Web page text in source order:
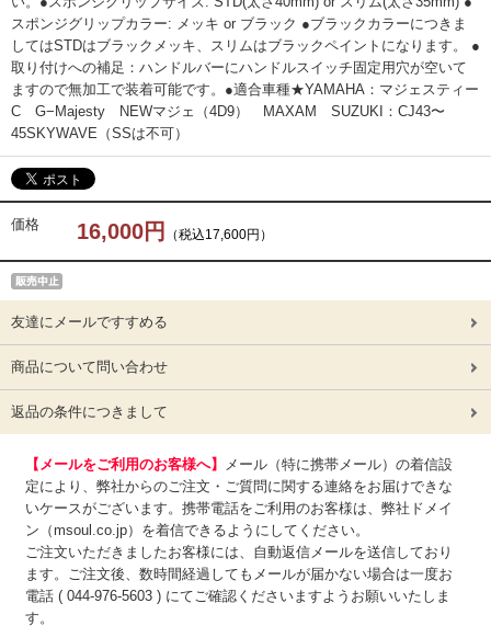
スポンジグリップカラー: メッキ or ブラック ●ブラックカラーにつきま
してはSTDはブラックメッキ、スリムはブラックペイントになります。 ●
取り付けへの補足：ハンドルバーにハンドルスイッチ固定用穴が空いて
ますので無加工で装着可能です。●適合車種★YAMAHA：マジェスティー
C G−Majesty NEWマジェ（4D9） MAXAM SUZUKI：CJ43〜
45SKYWAVE（SSは不可）
価格 16,000円 （税込17,600円）
友達にメールですすめる
商品について問い合わせ
返品の条件につきまして
【メールをご利用のお客様へ】
メール（特に携帯メール）の着信設
定により、弊社からのご注文・ご質問に関する連絡をお届けできな
いケースがございます。携帯電話をご利用のお客様は、弊社ドメイ
ン（msoul.co.jp）を着信できるようにしてください。
ご注文いただきましたお客様には、自動返信メールを送信しており
ます。ご注文後、数時間経過してもメールが届かない場合は一度お
電話 ( 044-976-5603 ) にてご確認くださいますようお願いいたしま
す。